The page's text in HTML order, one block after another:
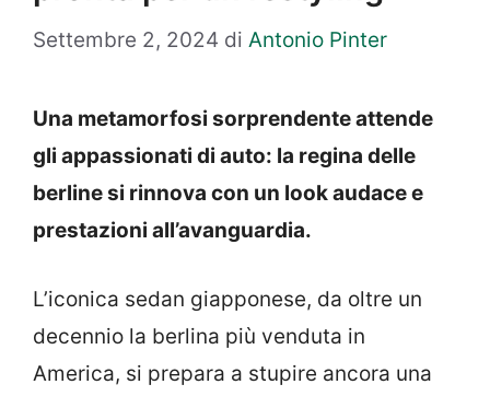
Settembre 2, 2024 di Antonio Pinter
Una metamorfosi sorprendente attende
gli appassionati di auto: la regina delle
berline si rinnova con un look audace e
prestazioni all’avanguardia.
L’iconica sedan giapponese, da oltre un
decennio la berlina più venduta in
America, si prepara a stupire ancora una